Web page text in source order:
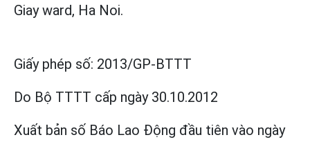
Giay ward, Ha Noi.
Giấy phép số: 2013/GP-BTTT
Do Bộ TTTT cấp ngày 30.10.2012
Xuất bản số Báo Lao Động đầu tiên vào ngày